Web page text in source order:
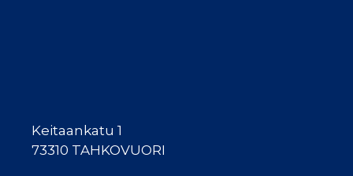
Keitaankatu 1
73310 TAHKOVUORI